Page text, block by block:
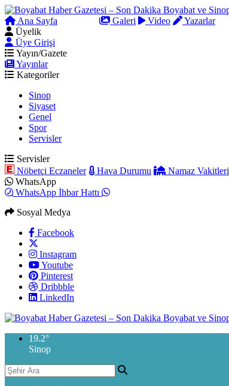
Ana Sayfa Galeri Video
Yazarlar
Üyelik
Üye Girişi
Yayın/Gazete
Yayınlar
Kategoriler
Sinop
Siyaset
Genel
Spor
Servisler
Servisler
Nöbetçi Eczaneler
Hava Durumu Namaz Vakitleri
WhatsApp
WhatsApp İhbar Hattı
Sosyal Medya
Facebook
Instagram
Youtube
Pinterest
Dribbble
LinkedIn
19.2°
Sinop